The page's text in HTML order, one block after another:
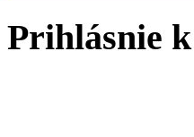
Prihlásnie